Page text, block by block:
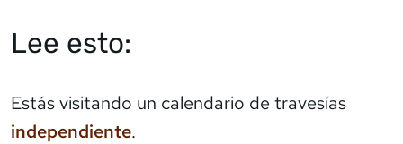
Lee esto:
Estás visitando un calendario de travesías
independiente.